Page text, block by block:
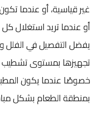
غير قياسية، أو عندما
أو عندما تريد استغلال
يفضل التفصيل في الفلل
تجهيزها بمستوى تشطيب
خصوصًا عندما يكون
بمنطقة الطعام بشكل